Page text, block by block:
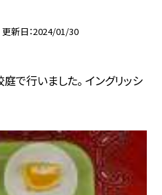
更新日 2024/01/30
で行いました。 イングリッシ